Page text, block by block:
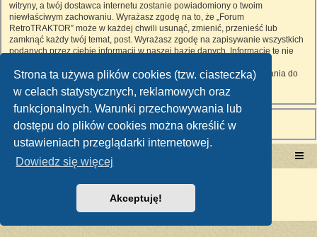
Strona ta używa plików cookies (tzw. ciasteczka)
w celach statystycznych, reklamowych oraz
funkcjonalnych. Warunki przechowywania lub
dostępu do plików cookies można określić w
ustawieniach przeglądarki internetowej.
Dowiedz się więcej
Akceptuję!
witryny, a twój dostawca internetu zostanie powiadomiony o twoim
niewłaściwym zachowaniu. Wyrażasz zgodę na to, że „Forum
RetroTRAKTOR” może w każdej chwili usunąć, zmienić, przenieść lub
zamknąć każdy twój temat, post. Wyrażasz zgodę na zapisywanie wszystkich
podanych przez ciebie informacji w naszej bazie danych. Informacje te nie
RetroTRAKTOR”, ani phpBB nie ponosi odpowiedzialności za włamania do
witryny, podczas których może dojść do kradzieży danych.
Portal RetroTRAKTOR.pl
Polski pakiet językowy dostarcza